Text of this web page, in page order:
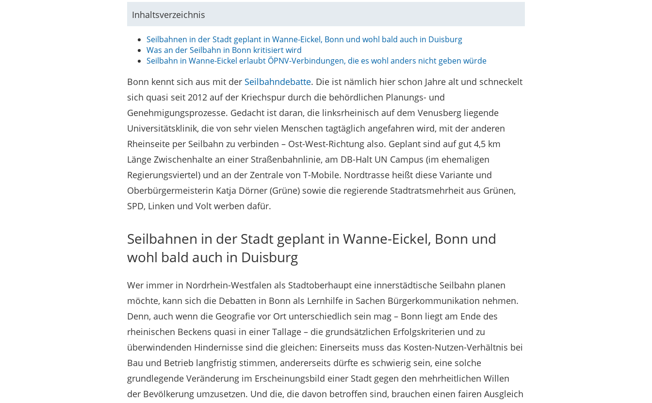
Inhaltsverzeichnis
Seilbahnen in der Stadt geplant in Wanne-Eickel, Bonn und wohl bald auch in Duisburg
Was an der Seilbahn in Bonn kritisiert wird
Seilbahn in Wanne-Eickel erlaubt ÖPNV-Verbindungen, die es wohl anders nicht geben würde
Bonn kennt sich aus mit der Seilbahndebatte. Die ist nämlich hier schon Jahre alt und schneckelt
sich quasi seit 2012 auf der Kriechspur durch die behördlichen Planungs- und
Genehmigungsprozesse. Gedacht ist daran, die linksrheinisch auf dem Venusberg liegende
Universitätsklinik, die von sehr vielen Menschen tagtäglich angefahren wird, mit der anderen
Rheinseite per Seilbahn zu verbinden – Ost-West-Richtung also. Geplant sind auf gut 4,5 km
Länge Zwischenhalte an einer Straßenbahnlinie, am DB-Halt UN Campus (im ehemaligen
Regierungsviertel) und an der Zentrale von T-Mobile. Nordtrasse heißt diese Variante und
Oberbürgermeisterin Katja Dörner (Grüne) sowie die regierende Stadtratsmehrheit aus Grünen,
SPD, Linken und Volt werben dafür.
Seilbahnen in der Stadt geplant in Wanne-Eickel, Bonn und
wohl bald auch in Duisburg
Wer immer in Nordrhein-Westfalen als Stadtoberhaupt eine innerstädtische Seilbahn planen
möchte, kann sich die Debatten in Bonn als Lernhilfe in Sachen Bürgerkommunikation nehmen.
Denn, auch wenn die Geografie vor Ort unterschiedlich sein mag – Bonn liegt am Ende des
rheinischen Beckens quasi in einer Tallage – die grundsätzlichen Erfolgskriterien und zu
überwindenden Hindernisse sind die gleichen: Einerseits muss das Kosten-Nutzen-Verhältnis bei
Bau und Betrieb langfristig stimmen, andererseits dürfte es schwierig sein, eine solche
grundlegende Veränderung im Erscheinungsbild einer Stadt gegen den mehrheitlichen Willen
der Bevölkerung umzusetzen. Und die, die davon betroffen sind, brauchen einen fairen Ausgleich